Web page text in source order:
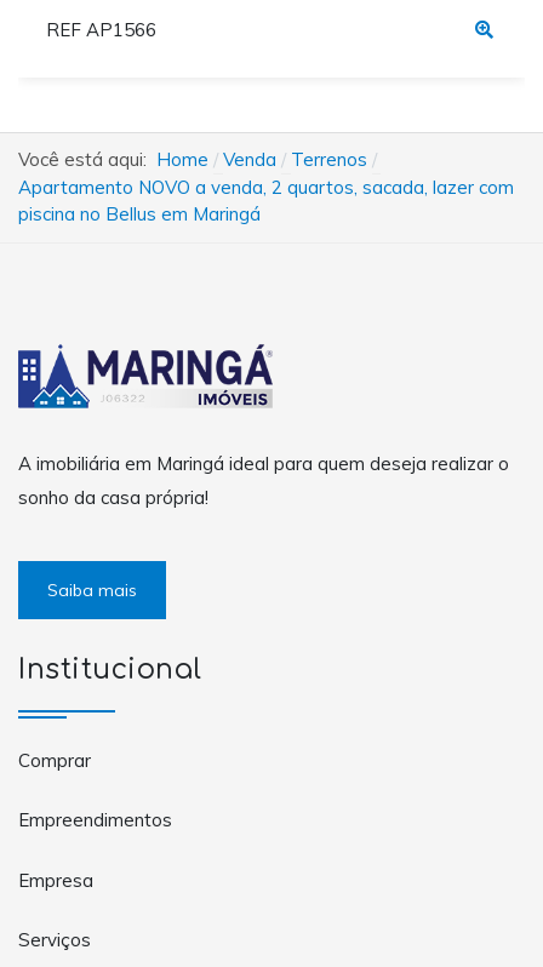
REF AP1566
Você está aqui: Home Venda
Terrenos
Apartamento NOVO a venda, 2 quartos, sacada, lazer com
piscina no Bellus em Maringá
A imobiliária em Maringá ideal para quem deseja realizar o
sonho da casa própria!
Saiba mais
Institucional
Comprar
Empreendimentos
Empresa
Serviços